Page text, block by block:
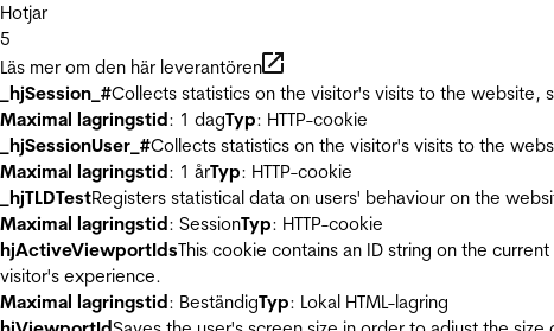
Hotjar
5
Läs mer om den här leverantören
_hjSession_#Collects statistics on the visitor's visits to the website,
Maximal lagringstid: 1 dagTyp: HTTP-cookie
_hjSessionUser_#Collects statistics on the visitor's visits to the
Maximal lagringstid: 1 årTyp: HTTP-cookie
_hjTLDTestRegisters statistical data on users' behaviour on the
Maximal lagringstid: SessionTyp: HTTP-cookie
hjActiveViewportIdsThis cookie contains an ID string on the
visitor's experience.
Maximal lagringstid: BeständigTyp: Lokal HTML-lagring